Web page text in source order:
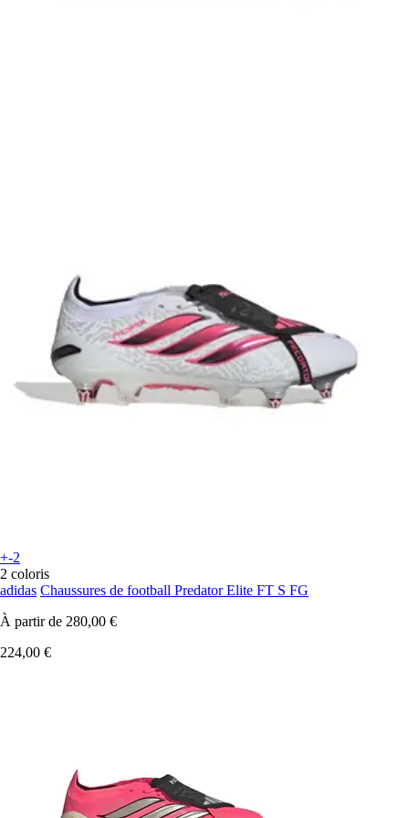
+-2
2 coloris
adidas Chaussures de football Predator Elite FT S FG
À partir de 280,00 €
224,00 €